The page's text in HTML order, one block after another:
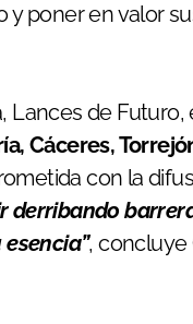
y poner en valor
Lances de
Cáceres,
con la
derribando
, concluye